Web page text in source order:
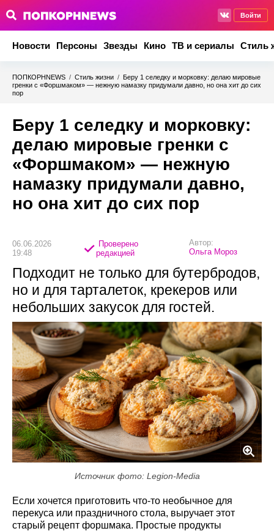
Войти
Новости Персоны Звезды Кино ТВ и сериалы Стиль
ПОПКОРНNEWS / Стиль жизни / Беру 1 селедку и морковку: делаю мировые
гренки с «Форшмаком» — нежную намазку придумали давно, но она хит до сих
пор
Беру 1 селедку и морковку:
делаю мировые гренки с
«Форшмаком» — нежную
намазку придумали давно,
но она хит до сих пор
06.06.2026
19:48
Проверено
редакцией
Автор:
Ольга Мороз
Подходит не только для бутербродов,
но и для тарталеток, крекеров или
небольших закусок для гостей.
Источник фото: Legion-Media
Если хочется приготовить что-то необычное для
перекуса или праздничного стола, выручает этот
старый рецепт форшмака. Простые продукты